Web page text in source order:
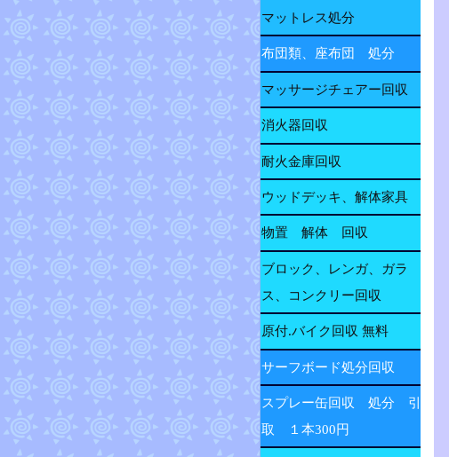
マットレス処分
布団類、座布団 処分
マッサージチェアー回収
消火器回収
耐火金庫回収
ウッドデッキ、解体家具
物置 解体 回収
ブロック、レンガ、ガラ
ス、コンクリー回収
原付.バイク回収 無料
サーフボード処分回収
スプレー缶回収 処分 引
取 １本300円